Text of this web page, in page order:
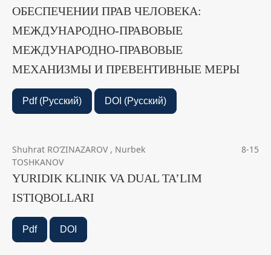
ОБЕСПЕЧЕНИИ ПРАВ ЧЕЛОВЕКА:
МЕЖДУНАРОДНО-ПРАВОВЫЕ
МЕЖДУНАРОДНО-ПРАВОВЫЕ
МЕХАНИЗМЫ И ПРЕВЕНТИВНЫЕ МЕРЫ
Pdf (Русский) DOI (Русский)
Shuhrat RO‘ZINAZAROV , Nurbek
TOSHKANOV
8-15
YURIDIK KLINIK VA DUAL TA’LIM
ISTIQBOLLARI
Pdf DOI